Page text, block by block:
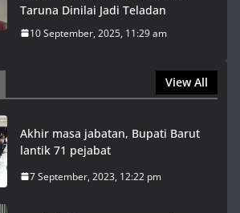
Taruna Dinilai Jadi Teladan
10 September, 2025, 11:29 am
View All
Akhir masa jabatan, Bupati Barut
lantik 71 pejabat
7 September, 2023, 12:22 pm